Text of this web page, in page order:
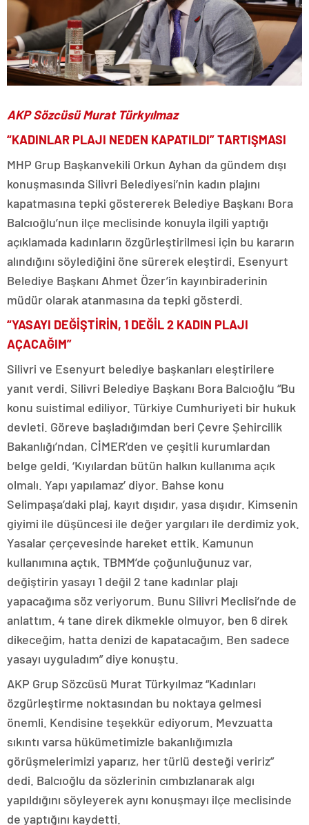
AKP Sözcüsü Murat Türkyılmaz
“KADINLAR PLAJI NEDEN KAPATILDI” TARTIŞMASI
MHP Grup Başkanvekili Orkun Ayhan da gündem dışı
konuşmasında Silivri Belediyesi’nin kadın plajını
kapatmasına tepki göstererek Belediye Başkanı Bora
Balcıoğlu’nun ilçe meclisinde konuyla ilgili yaptığı
açıklamada kadınların özgürleştirilmesi için bu kararın
alındığını söylediğini öne sürerek eleştirdi. Esenyurt
Belediye Başkanı Ahmet Özer’in kayınbiraderinin
müdür olarak atanmasına da tepki gösterdi.
“YASAYI DEĞİŞTİRİN, 1 DEĞİL 2 KADIN PLAJI
AÇACAĞIM”
Silivri ve Esenyurt belediye başkanları eleştirilere
yanıt verdi. Silivri Belediye Başkanı Bora Balcıoğlu “Bu
konu suistimal ediliyor. Türkiye Cumhuriyeti bir hukuk
devleti. Göreve başladığımdan beri Çevre Şehircilik
Bakanlığı’ndan, CİMER’den ve çeşitli kurumlardan
belge geldi. ‘Kıyılardan bütün halkın kullanıma açık
olmalı. Yapı yapılamaz’ diyor. Bahse konu
Selimpaşa’daki plaj, kayıt dışıdır, yasa dışıdır. Kimsenin
giyimi ile düşüncesi ile değer yargıları ile derdimiz yok.
Yasalar çerçevesinde hareket ettik. Kamunun
kullanımına açtık. TBMM’de çoğunluğunuz var,
değiştirin yasayı 1 değil 2 tane kadınlar plajı
yapacağıma söz veriyorum. Bunu Silivri Meclisi’nde de
anlattım. 4 tane direk dikmekle olmuyor, ben 6 direk
dikeceğim, hatta denizi de kapatacağım. Ben sadece
yasayı uyguladım” diye konuştu.
AKP Grup Sözcüsü Murat Türkyılmaz “Kadınları
özgürleştirme noktasından bu noktaya gelmesi
önemli. Kendisine teşekkür ediyorum. Mevzuatta
sıkıntı varsa hükümetimizle bakanlığımızla
görüşmelerimizi yaparız, her türlü desteği veririz”
dedi. Balcıoğlu da sözlerinin cımbızlanarak algı
yapıldığını söyleyerek aynı konuşmayı ilçe meclisinde
de yaptığını kaydetti.